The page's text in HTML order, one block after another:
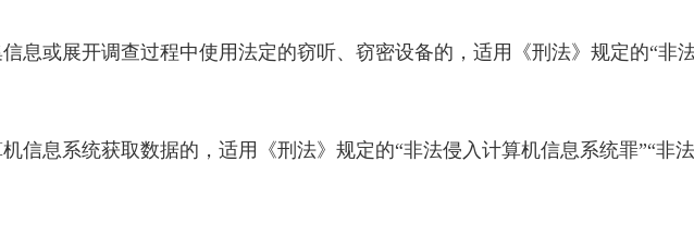
息或展开调查过程中使用法定的窃听、窃密设备的，适用《刑法》规定的“非
信息系统获取数据的，适用《刑法》规定的“非法侵入计算机信息系统罪”“非